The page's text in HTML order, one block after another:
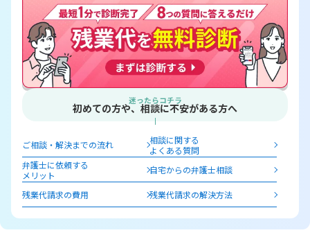
迷ったらコチラ
初めての方や、相談に不安がある方へ
ご相談・解決までの流れ
相談に関する
よくある質問
弁護士に依頼する
メリット
自宅からの弁護士相談
残業代請求の費用 残業代請求の解決方法